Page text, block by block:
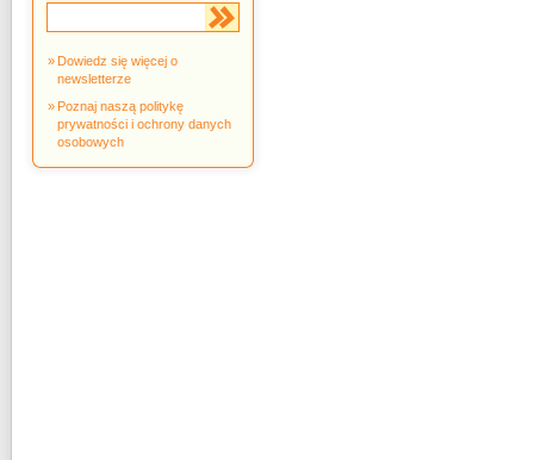
Dowiedz się więcej o
newsletterze
Poznaj naszą politykę
prywatności i ochrony danych
osobowych